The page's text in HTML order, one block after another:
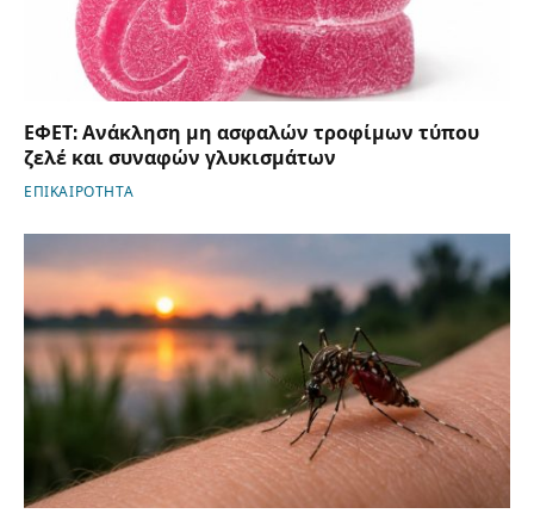
ΕΦΕΤ: Ανάκληση μη ασφαλών τροφίμων τύπου
ζελέ και συναφών γλυκισμάτων
ΕΠΙΚΑΙΡΟΤΗΤΑ